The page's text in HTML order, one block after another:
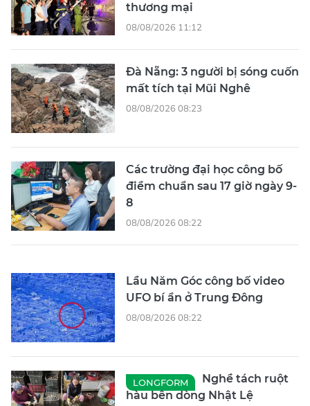
thương mại
08/08/2026 11:12
Đà Nẵng: 3 người bị sóng cuốn
mất tích tại Mũi Nghê
08/08/2026 08:23
Các trường đại học công bố
điểm chuẩn sau 17 giờ ngày 9-
8
08/08/2026 08:22
Lầu Năm Góc công bố video
UFO bí ẩn ở Trung Đông
08/08/2026 08:22
LONGFORM
Nghề tách ruột
hàu bên dòng Nhật Lệ